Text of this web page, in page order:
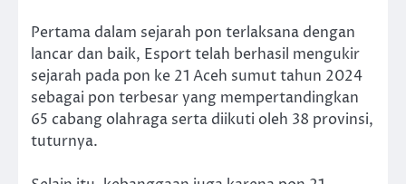
Pertama dalam sejarah pon terlaksana dengan
lancar dan baik, Esport telah berhasil mengukir
sejarah pada pon ke 21 Aceh sumut tahun 2024
sebagai pon terbesar yang mempertandingkan
65 cabang olahraga serta diikuti oleh 38 provinsi,
tuturnya.